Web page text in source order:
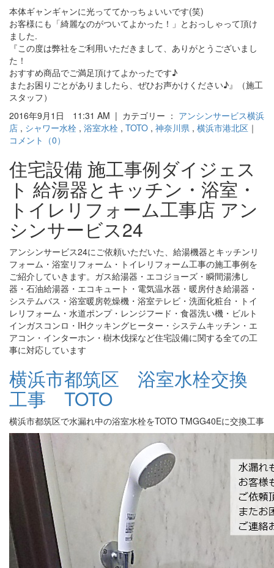
本体ギャンギャンに光っててかっちょいいです(笑)
お客様にも「綺麗なのがついてよかった！」とおっしゃって頂け
ました.
『この度は弊社をご利用いただきまして、ありがとうございまし
た！
おすすめ商品でご満足頂けてよかったです♪
またお困りごとがありましたら、ぜひお声かけください♪』（施工
スタッフ）
2016年9月1日 11:31 AM | カテゴリー ： アンシンサービス横浜
店 , シャワー水栓 , 浴室水栓 , TOTO , 神奈川県 , 横浜市港北区 ｜
コメント（0）
住宅設備 施工事例ダイジェス
ト 給湯器とキッチン・浴室・
トイレリフォーム工事店 アン
シンサービス24
アンシンサービス24にご依頼いただいた、給湯機器とキッチンリ
フォーム・浴室リフォーム・トイレリフォーム工事の施工事例を
ご紹介していきます。ガス給湯器・エコジョーズ・瞬間湯沸し
器・石油給湯器・エコキュート・電気温水器・暖房付き給湯器・
システムバス・浴室暖房乾燥機・浴室テレビ・洗面化粧台・トイ
レリフォーム・水道ポンプ・レンジフード・食器洗い機・ビルト
インガスコンロ・IHクッキングヒーター・システムキッチン・エ
アコン・インターホン・樹木伐採など住宅設備に関する全ての工
事に対応しています
横浜市都筑区 浴室水栓交換
工事 TOTO
横浜市都筑区で水漏れ中の浴室水栓をTOTO TMGG40Eに交換工事